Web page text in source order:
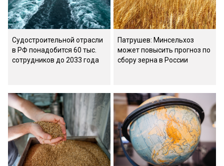
Судостроительной отрасли
в РФ понадобится 60 тыс.
сотрудников до 2033 года
Патрушев: Минсельхоз
может повысить прогноз по
сбору зерна в России